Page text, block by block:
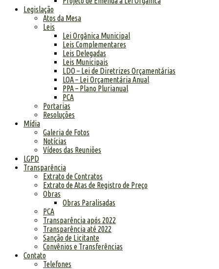
Legislação
Atos da Mesa
Leis
Lei Orgânica Municipal
Leis Complementares
Leis Delegadas
Leis Municipais
LDO – Lei de Diretrizes Orçamentárias
LOA – Lei Orçamentária Anual
PPA – Plano Plurianual
PCA
Portarias
Resoluções
Mídia
Galeria de Fotos
Notícias
Vídeos das Reuniões
LGPD
Transparência
Extrato de Contratos
Extrato de Atas de Registro de Preço
Obras
Obras Paralisadas
PCA
Transparência após 2022
Transparência até 2022
Sanção de Licitante
Convênios e Transferências
Contato
Telefones